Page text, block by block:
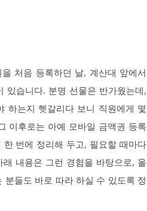
처음 등록하던 날, 계산대 앞에서
있습니다. 분명 선물은 반가웠는데,
하는지 헷갈리다 보니 직원에게 몇
이후로는 아예 모바일 금액권 등록
번에 정리해 두고, 필요할 때마다
내용은 그런 경험을 바탕으로, 올
들도 바로 따라 하실 수 있도록 정